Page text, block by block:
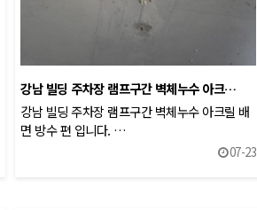
강남 빌딩 주차장 램프구간 벽체누수 아크…
강남 빌딩 주차장 램프구간 벽체누수 아크릴 배
면 방수 편 입니다. …
07-23